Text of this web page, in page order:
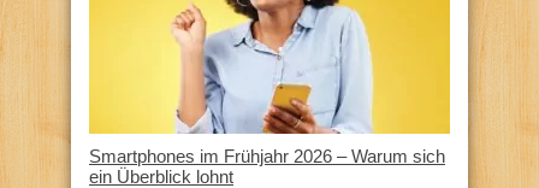
Smartphones im Frühjahr 2026 – Warum sich
ein Überblick lohnt